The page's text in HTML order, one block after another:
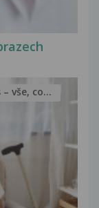
vše, co...